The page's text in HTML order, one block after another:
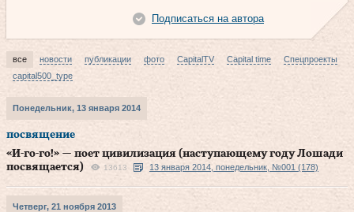
Подписаться на автора
все новости публикации фото CapitalTV Capital time
Спецпроекты
capital500_type
Понедельник, 13 января 2014
посвящение
«И-го-го!» — поет цивилизация (наступающему году Лошади
посвящается)
13613 13 января 2014, понедельник, №001 (178)
Четверг, 21 ноября 2013